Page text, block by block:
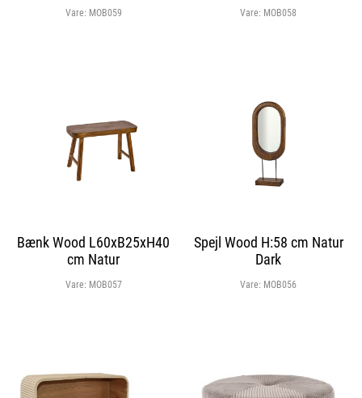
Vare: MOB059 Vare: MOB058
Bænk Wood L60xB25xH40
cm Natur
Vare: MOB057
Spejl Wood H:58 cm Natur
Dark
Vare: MOB056